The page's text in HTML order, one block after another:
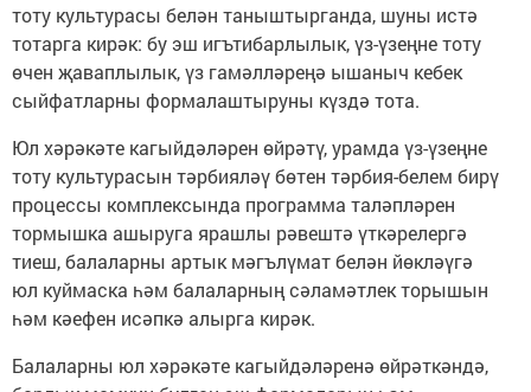
тоту культурасы белән таныштырганда, шуны истә
тотарга кирәк: бу эш игътибарлылык, үз-үзеңне тоту
өчен җаваплылык, үз гамәлләреңә ышаныч кебек
сыйфатларны формалаштыруны күздә тота.
Юл хәрәкәте кагыйдәләрен өйрәтү, урамда үз-үзеңне
тоту культурасын тәрбияләү бөтен тәрбия-белем бирү
процессы комплексында программа таләпләрен
тормышка ашыруга ярашлы рәвештә үткәрелергә
тиеш, балаларны артык мәгълүмат белән йөкләүгә
юл куймаска һәм балаларның сәламәтлек торышын
һәм кәефен исәпкә алырга кирәк.
Балаларны юл хәрәкәте кагыйдәләренә өйрәткәндә,